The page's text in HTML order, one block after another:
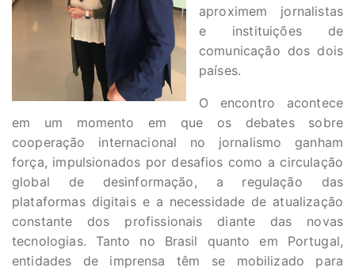
aproximem jornalistas
e instituições de
comunicação dos dois
países.
O encontro acontece
em um momento em que os debates sobre
cooperação internacional no jornalismo ganham
força, impulsionados por desafios como a circulação
global de desinformação, a regulação das
plataformas digitais e a necessidade de atualização
constante dos profissionais diante das novas
tecnologias. Tanto no Brasil quanto em Portugal,
entidades de imprensa têm se mobilizado para